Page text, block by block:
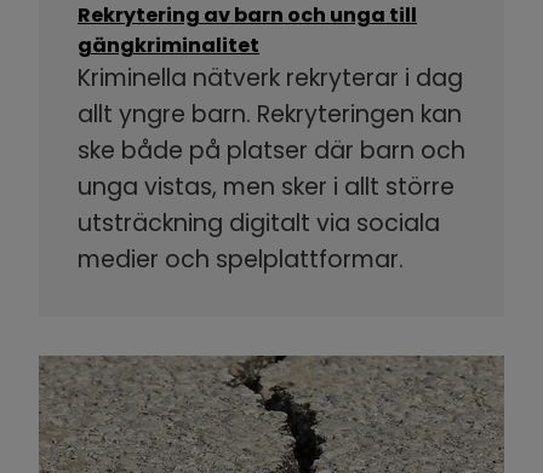
Rekrytering av barn och unga till
gängkriminalitet
Kriminella nätverk rekryterar i dag
allt yngre barn. Rekryteringen kan
ske både på platser där barn och
unga vistas, men sker i allt större
utsträckning digitalt via sociala
medier och spelplattformar.